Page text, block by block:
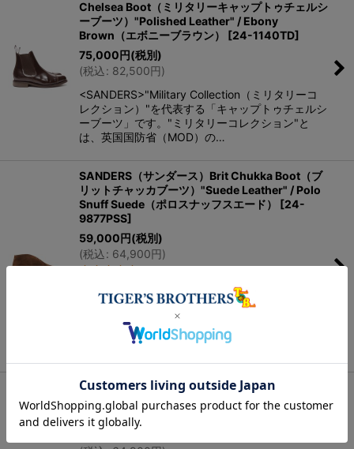
Chelsea Boot（ミリタリーキャップトゥチェルシ
ーブーツ）"Polished Leather" / Ebony
Brown（エボニーブラウン）
[24-1140TD]
75,000円(税別)
(税込: 82,500円)
<SANDERS>"Military Collection（ミリタリーコ
レクション）"を代表する「キャップトゥチェルシ
ーブーツ」です。"ミリタリーコレクション"と
は、英国国防省（MOD）の…
SANDERS（サンダース）Brit Chukka Boot（ブ
リットチャッカブーツ）"Suede Leather" / Polo
Snuff Suede（ポロスナッフスエード）
[24-
9877PSS]
59,000円(税別)
(税込: 64,900円)
通称"プレイボーイチャッカ"と呼ばれるマッドガ
ード仕様のチャッカブーツです。俳優スティー
ブ・マックイーンが映画「ブリット」の中で履い
ていたことから多くのファンを持つモデルです。
SANDERS（サンダース）Brit Chukka Boot（ブ
リットチャッカブーツ）"Suede Leather" / Black
Suede（ブラックスエード）